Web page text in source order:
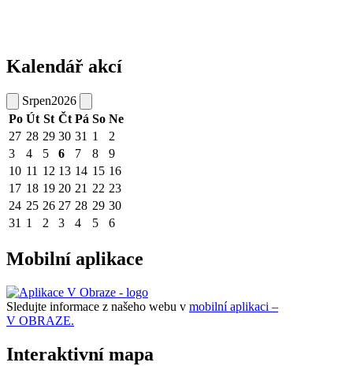
Kalendář akcí
Srpen2026
Po Út St Čt Pá So Ne
27 28 29 30 31 1
2
3
4 5 6 7 8
9
10 11 12 13 14 15 16
17 18 19 20 21 22 23
24 25 26 27 28 29 30
31 1 2 3 4 5 6
Mobilní aplikace
Sledujte informace z našeho webu v mobilní aplikaci –
V OBRAZE.
Interaktivní mapa